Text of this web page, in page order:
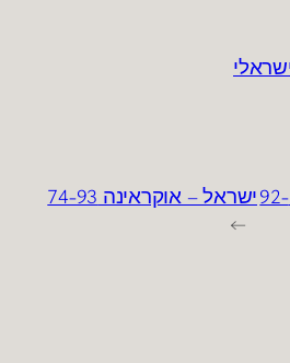
ישראל – סרביה 92-ישראל – אוקראינה 74-93
→